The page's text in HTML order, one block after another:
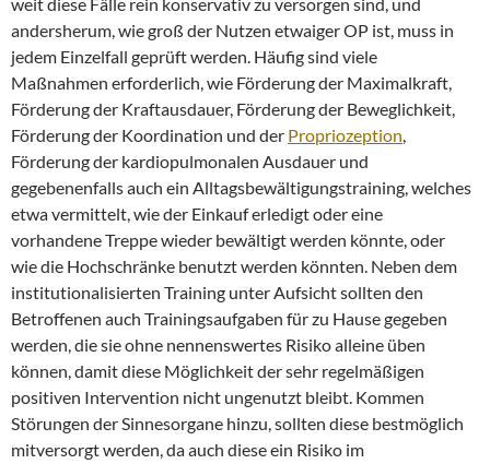
andersherum, wie groß der Nutzen etwaiger OP ist, muss in
jedem Einzelfall geprüft werden. Häufig sind viele
Maßnahmen erforderlich, wie Förderung der Maximalkraft,
Förderung der Kraftausdauer, Förderung der Beweglichkeit,
Förderung der Koordination und der Propriozeption,
Förderung der kardiopulmonalen Ausdauer und
gegebenenfalls auch ein Alltagsbewältigungstraining, welches
etwa vermittelt, wie der Einkauf erledigt oder eine
vorhandene Treppe wieder bewältigt werden könnte, oder
wie die Hochschränke benutzt werden könnten. Neben dem
institutionalisierten Training unter Aufsicht sollten den
Betroffenen auch Trainingsaufgaben für zu Hause gegeben
werden, die sie ohne nennenswertes Risiko alleine üben
können, damit diese Möglichkeit der sehr regelmäßigen
positiven Intervention nicht ungenutzt bleibt. Kommen
Störungen der Sinnesorgane hinzu, sollten diese bestmöglich
mitversorgt werden, da auch diese ein Risiko im